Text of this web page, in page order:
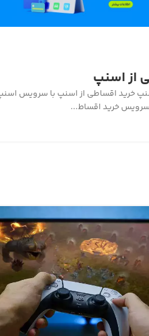
از اسنپ
خرید اقساطی از اسنپ با سرویس
خرید اقساط...